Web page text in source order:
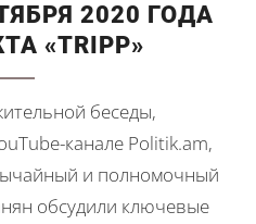
2020 ГОДА
«TRIPP»
беседы,
канале Politik.am,
и полномочный
обсудили ключевые